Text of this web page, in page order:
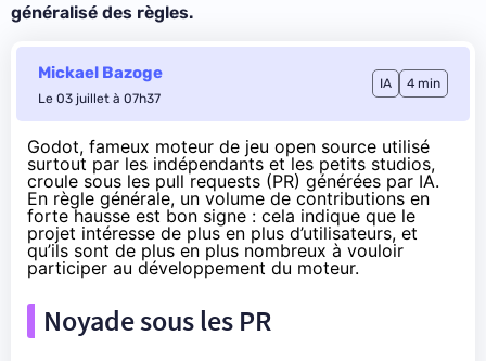
généralisé des règles.
Mickael Bazoge
Le 03 juillet à 07h37
IA 4 min
Godot, fameux moteur de jeu open source utilisé
surtout par les indépendants et les petits studios,
croule sous les pull requests (PR) générées par IA.
En règle générale, un volume de contributions en
forte hausse est bon signe : cela indique que le
projet intéresse de plus en plus d’utilisateurs, et
qu’ils sont de plus en plus nombreux à vouloir
participer au développement du moteur.
Noyade sous les PR